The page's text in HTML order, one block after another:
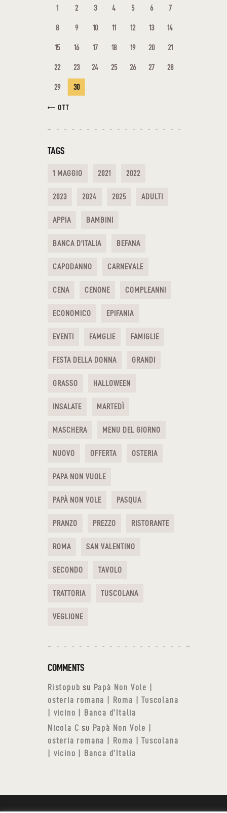
1 2 3 4 5 6 7
8 9 10 11 12 13 14
15 16 17 18 19 20 21
22 23 24 25 26 27 28
29 30
« OTT
TAGS
1 MAGGIO 2021 2022
2023 2024 2025 ADULTI
APPIA BAMBINI
BANCA D'ITALIA BEFANA
CAPODANNO CARNEVALE
CENA CENONE COMPLEANNI
ECONOMICO EPIFANIA
EVENTI FAMGLIE FAMIGLIE
FESTA DELLA DONNA GRANDI
GRASSO HALLOWEEN
INSALATE MARTEDÌ
MASCHERA MENU DEL GIORNO
NUOVO OFFERTA OSTERIA
PAPA NON VUOLE
PAPÀ NON VOLE PASQUA
PRANZO PREZZO RISTORANTE
ROMA SAN VALENTINO
SECONDO TAVOLO
TRATTORIA TUSCOLANA
VEGLIONE
COMMENTS
Ristopub su Papà Non Vole |
osteria romana | Roma | Tuscolana
| vicino | Banca d’Italia
Nicola C su Papà Non Vole |
osteria romana | Roma | Tuscolana
| vicino | Banca d’Italia